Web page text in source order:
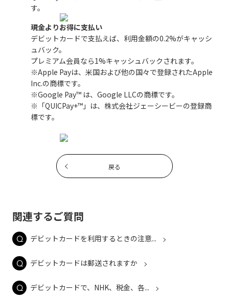
す。
現金よりお得に支払い
デビットカードで支払えば、利用金額の0.2%がキャッシ
ュバック。
プレミアム会員なら1%キャッシュバックされます。
※Apple Payは、米国および他の国々で登録されたApple
Inc.の商標です。
※Google Pay™ は、Google LLCの商標です。
※「QUICPay+™」は、株式会社ジェーシービーの登録商
標です。
戻る
関連するご質問
デビットカードを利用するときの注意...
デビットカードは郵送されますか
デビットカードで、NHK、税金、各...